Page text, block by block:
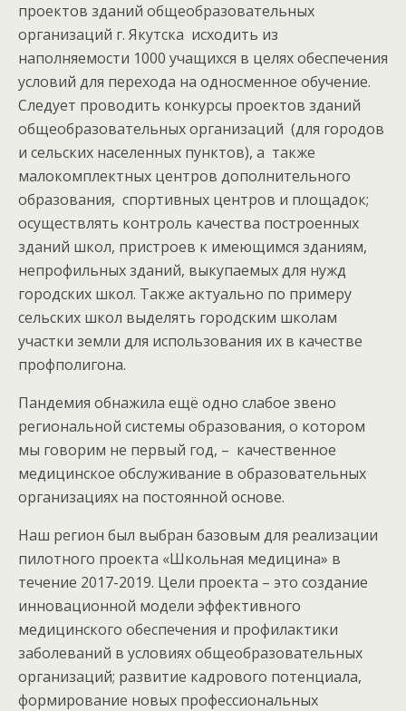
проектов зданий общеобразовательных
организаций г. Якутска исходить из
наполняемости 1000 учащихся в целях обеспечения
условий для перехода на односменное обучение.
Следует проводить конкурсы проектов зданий
общеобразовательных организаций (для городов
и сельских населенных пунктов), а также
малокомплектных центров дополнительного
образования, спортивных центров и площадок;
осуществлять контроль качества построенных
зданий школ, пристроев к имеющимся зданиям,
непрофильных зданий, выкупаемых для нужд
городских школ. Также актуально по примеру
сельских школ выделять городским школам
участки земли для использования их в качестве
профполигона.
Пандемия обнажила ещё одно слабое звено
региональной системы образования, о котором
мы говорим не первый год, – качественное
медицинское обслуживание в образовательных
организациях на постоянной основе.
Наш регион был выбран базовым для реализации
пилотного проекта «Школьная медицина» в
течение 2017-2019. Цели проекта – это создание
инновационной модели эффективного
медицинского обеспечения и профилактики
заболеваний в условиях общеобразовательных
организаций; развитие кадрового потенциала,
формирование новых профессиональных